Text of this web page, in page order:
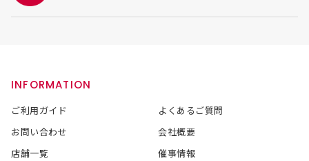
INFORMATION
ご利用ガイド
よくあるご質問
お問い合わせ
会社概要
店舗一覧
催事情報